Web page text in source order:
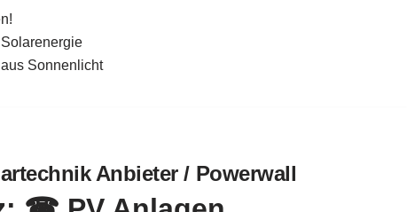
Sonnenlicht
Anbieter / Powerwall